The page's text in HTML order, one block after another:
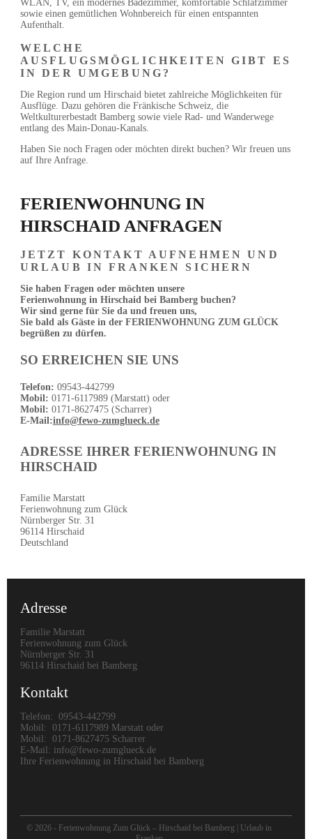
WLAN, TV, ein modernes Badezimmer, komfortable Schlafzimmer
sowie einen gemütlichen Wohnbereich für einen entspannten
Aufenthalt.
WELCHE
AUSFLUGSMÖGLICHKEITEN GIBT ES
IN DER UMGEBUNG?
Die Region rund um Hirschaid bietet zahlreiche Möglichkeiten für
Ausflüge. Dazu gehören die Fränkische Schweiz, die
Weltkulturerbestadt Bamberg sowie viele Rad- und Wanderwege
entlang des Main-Donau-Kanals.
Haben Sie noch Fragen oder möchten direkt buchen? Wir freuen uns
auf Ihre Anfrage.
FERIENWOHNUNG IN
HIRSCHAID ANFRAGEN
JETZT KONTAKT AUFNEHMEN UND
URLAUB IN FRANKEN SICHERN
Sie haben Fragen oder möchten unsere
Ferienwohnung in Hirschaid bei Bamberg buchen?
Wir sind gerne für Sie da und freuen uns,
Sie bald als Gäste in der FERIENWOHNUNG ZUM GLÜCK
begrüßen zu dürfen.
SO ERREICHEN SIE UNS
Telefon: 09543-442799
Mobil: 0171-6117989 (Marstatt) oder
Mobil: 0171-8627475 (Scharrer)
E-Mail:info@fewo-zumglueck.de
ADRESSE IHRER FERIENWOHNUNG IN
HIRSCHAID
Familie Marstatt
Ferienwohnung zum Glück
Nürnberger Str. 31
96114 Hirschaid
Deutschland
Adresse
Familie Marstatt
Ferienwohnung zum Glück
Nürnberger Str. 31
96114 Hirschaid bei Bamberg
Kontakt
Telefon: 09543-442799
Mobil: 0171-6117989 Marstatt oder
Mobil: 0171-8627475 Scharrer
E-Mail: info@fewo-zumglueck.de
Ihre Ferienwohnung in Hirschaid bei Bamberg
© 2026 - Ferienwohnung Zum Glück – Hirschaid bei Bamberg | Urlaub in